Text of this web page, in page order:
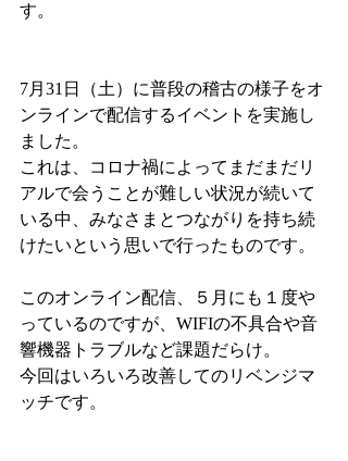
す。
7月31日（土）に普段の稽古の様子をオ
ンラインで配信するイベントを実施し
ました。
これは、コロナ禍によってまだまだリ
アルで会うことが難しい状況が続いて
いる中、みなさまとつながりを持ち続
けたいという思いで行ったものです。
このオンライン配信、５月にも１度や
っているのですが、WIFIの不具合や音
響機器トラブルなど課題だらけ。
今回はいろいろ改善してのリベンジマ
ッチです。